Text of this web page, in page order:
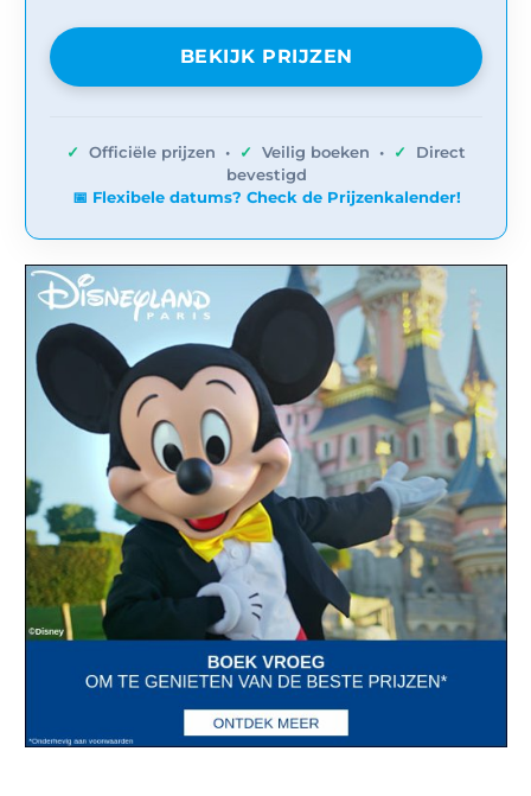
BEKIJK PRIJZEN
✓ Officiële prijzen • ✓ Veilig boeken • ✓
Direct
bevestigd
📅 Flexibele datums? Check de Prijzenkalender!